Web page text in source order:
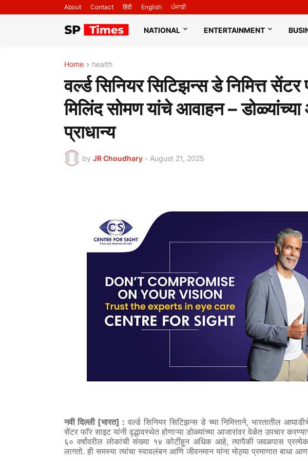
About Contact हिंदी English ਪੰਜਾਬੀ
NATIONAL ENTERTAINMENT
Home health
वर्ल्ड सिनियर सिटिझन्स डे निमित्त
मिलिंद सोमण यांचे आवाहन – डोळ्यांच्या
प्राधान्य
by JR Choudhary - August 21, 2025
नवी दिल्ली[भारत] : वर्ल्ड सिनियर सिटिझन्स डे च्या निमित्ताने,भारतातील
सेंटर फॉर साइट यांनी वृद्धावस्थेत होणाऱ्या डोळ्यांच्या आजारांवर वेळेत उपचार
६० वर्षांवरील लोकांची संख्या १४ कोटींहून अधिक आहे, त्यापैकी जवळपास प्रत्येक
लागतो. ही समस्या त्यांचा स्वावलंबन आणि जीवनमान यांना मोठ्या प्रमाणात बाधा